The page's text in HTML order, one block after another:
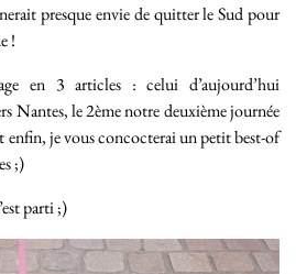
presque envie de quitter le Sud pour
!
en 3 articles : celui d’aujourd’hui
Nantes, le 2ème notre deuxième journée
enfin, je vous concocterai un petit best-of
;)
parti ;)